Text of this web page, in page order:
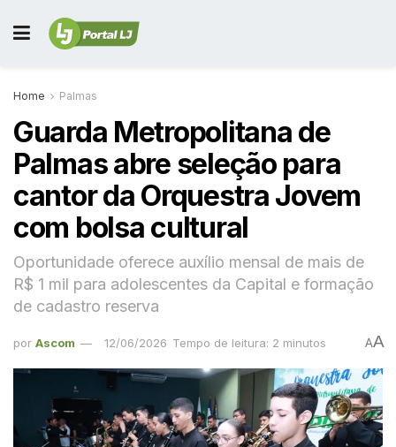
Home Palmas
Guarda Metropolitana de
Palmas abre seleção para
cantor da Orquestra Jovem
com bolsa cultural
Oportunidade oferece auxílio mensal de mais de
R$ 1 mil para adolescentes da Capital e formação
de cadastro reserva
por Ascom 12/06/2026 Tempo de leitura: 2 minutos AA